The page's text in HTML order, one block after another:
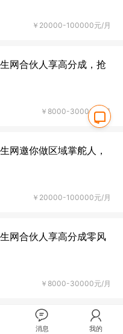
￥20000-100000元/月
网合伙人享高分成，抢
￥8000-30000元/月
网邀你做区域掌舵人，
￥20000-100000元/月
网合伙人享高分成零风
￥8000-30000元/月
网教育创业合伙人，高
消息 我的